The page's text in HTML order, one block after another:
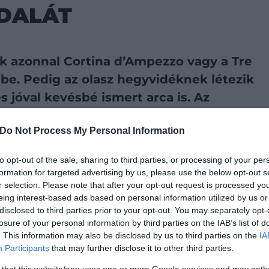
Do Not Process My Personal Information
opt-out of the sale, sharing to third parties, or processing of your
for targeted advertising by us, please use the below opt-out
selection. Please note that after your opt-out request is processed
interest-based ads based on personal information utilized by us
to third parties prior to your opt-out. You may separately
of your personal information by third parties on the IAB’s list of
This information may also be disclosed by us to third parties on the
Participants that may further disclose it to other third parties.
Cortina d’Ampezzo vagy a Tre
Pedig az olasz hegyvidéknek létezik
jóval kevésbé ismert arca is. Az
részén húzódnak, ahol ugyanazok
az ég felé, csak éppen tömegek
forrásként a Google Keresőben
autó- vagy vonatútra fekszik. Innen a Piave-
majd fokozatosan egyre vadabb hegyei közé. A
a dombok mögött pedig egyre
egyik legszebb része a Val del Mis, ahol az út egy